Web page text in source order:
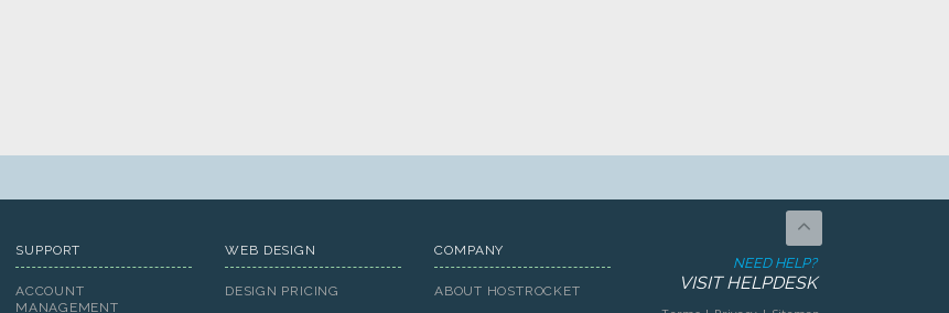
SUPPORT
ACCOUNT
MANAGEMENT
WEB DESIGN
DESIGN PRICING
COMPANY
ABOUT HOSTROCKET
NEED HELP?
VISIT HELPDESK